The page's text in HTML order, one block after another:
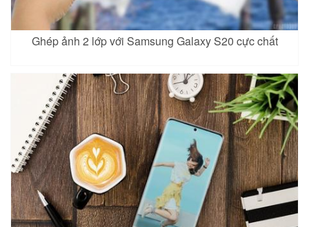
Ghép ảnh 2 lớp với Samsung Galaxy S20 cực chất